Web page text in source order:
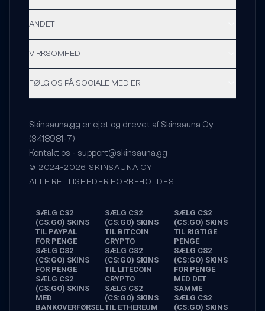
ANDET
VIRKSOMHED
FØLG OS PÅ SOCIALE MEDIER!
Skinsauna.gg er ejet og drevet af Skinsauna Oy
(3418981-7)
Kontakt os - support@skinsauna.gg
© 2024-2026 SKINSAUNA OY
ALLE RETTIGHEDER FORBEHOLDES
SÆLG CS2
(CS:GO) SKINS
TIL PAYPAL
FOR PENGE
SÆLG CS2
(CS:GO) SKINS
FOR PENGE
SÆLG CS2
(CS:GO) SKINS
MED
BANKOVERFØRSEL
SÆLG CS2
(CS:GO) SKINS
TIL BITCOIN
CRYPTO
SÆLG CS2
(CS:GO) SKINS
TIL LITECOIN
CRYPTO
SÆLG CS2
(CS:GO) SKINS
TIL ETHEREUM
SÆLG CS2
(CS:GO) SKINS
TIL RIGTIGE
PENGE
SÆLG CS2
(CS:GO) SKINS
FOR PENGE
MED DET
SAMME
SÆLG CS2
(CS:GO) SKINS